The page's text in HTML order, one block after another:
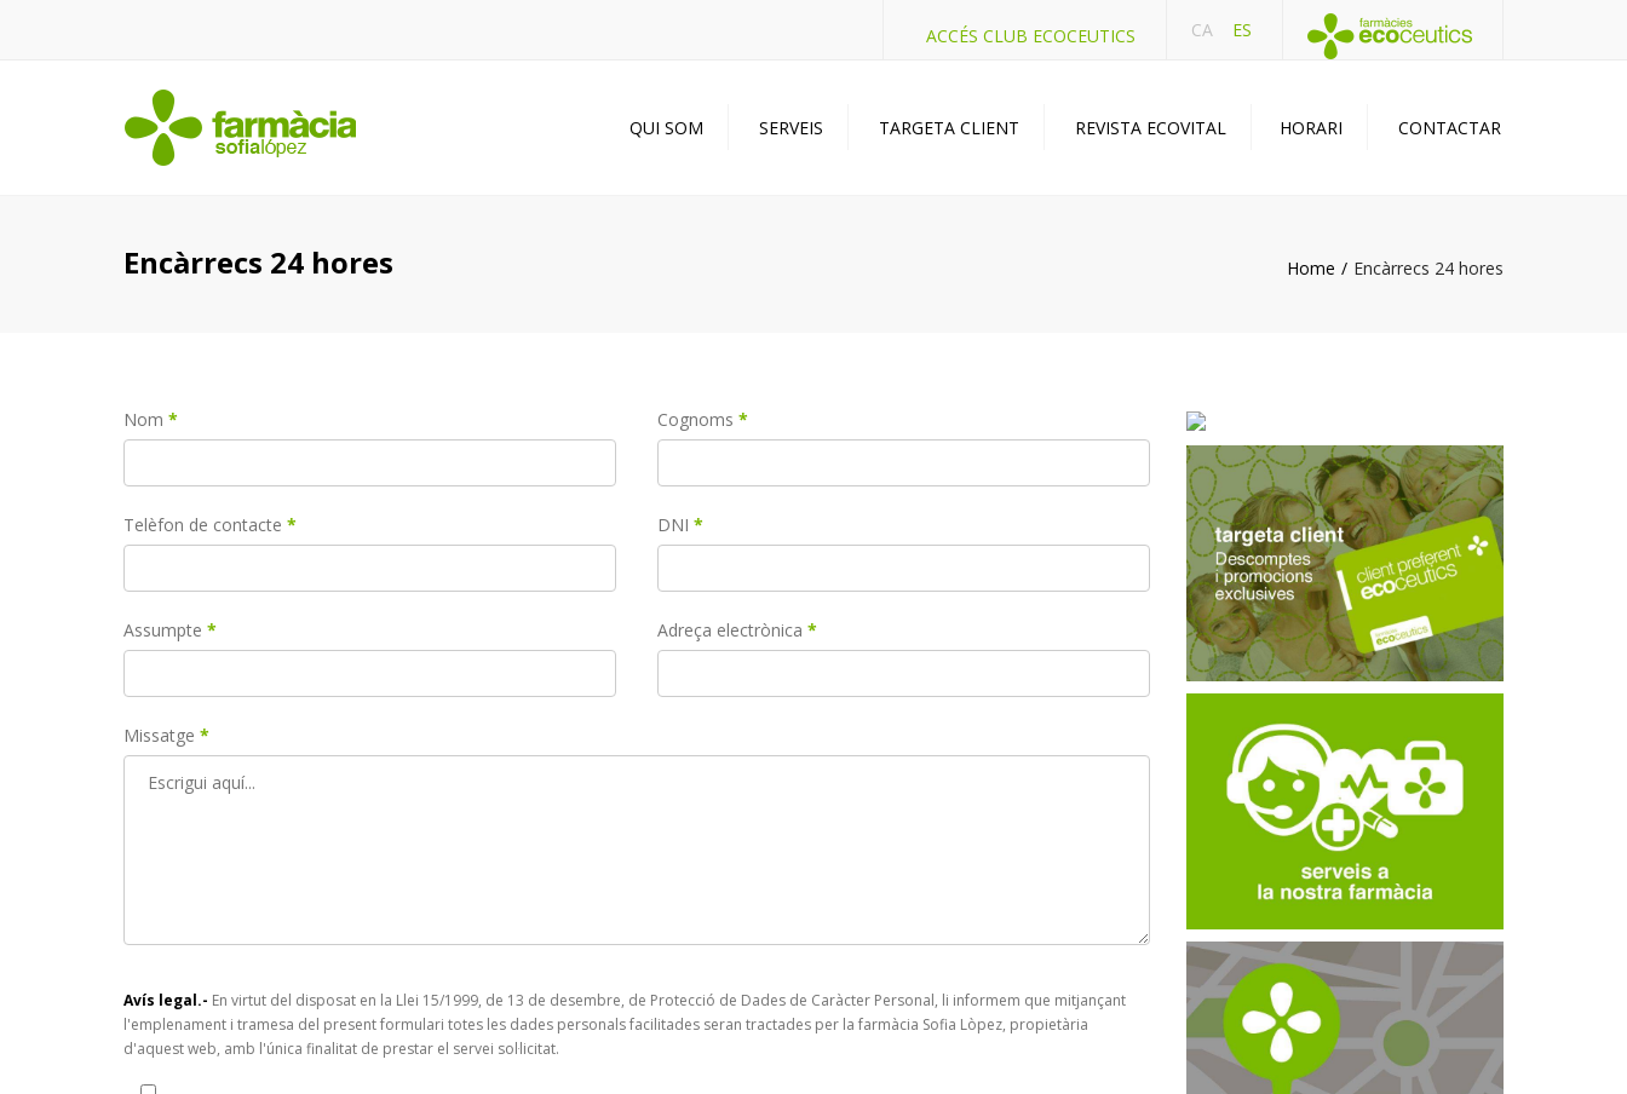
ACCÉS CLUB ECOCEUTICS CA ES
QUI SOM SERVEIS TARGETA CLIENT REVISTA ECOVITAL HORARI CONTACTAR
Encàrrecs 24 hores Home Encàrrecs 24 hores
Nom * Cognoms *
Telèfon de contacte * DNI *
Assumpte * Adreça electrònica *
Missatge *
Avís legal.- En virtut del disposat en la Llei 15/1999, de 13 de desembre, de Protecció de Dades de Caràcter Personal, li informem que mitjançant
l'emplenament i tramesa del present formulari totes les dades personals facilitades seran tractades per la farmàcia Sofia Lòpez, propietària
d'aquest web, amb l'única finalitat de prestar el servei sol·licitat.